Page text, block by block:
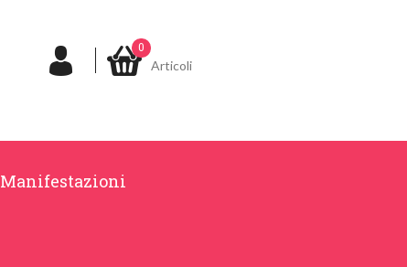
0
Articoli
Manifestazioni